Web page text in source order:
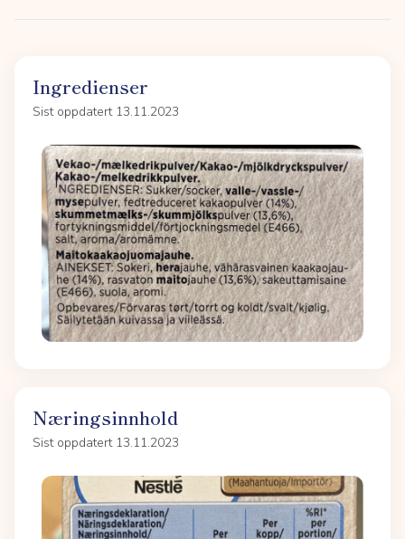
Ingredienser
Sist oppdatert 13.11.2023
Næringsinnhold
Sist oppdatert 13.11.2023